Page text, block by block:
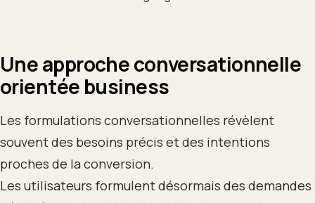
Une approche conversationnelle
orientée business
Les formulations conversationnelles révèlent
souvent des besoins précis et des intentions
proches de la conversion.
Les utilisateurs formulent désormais des demandes